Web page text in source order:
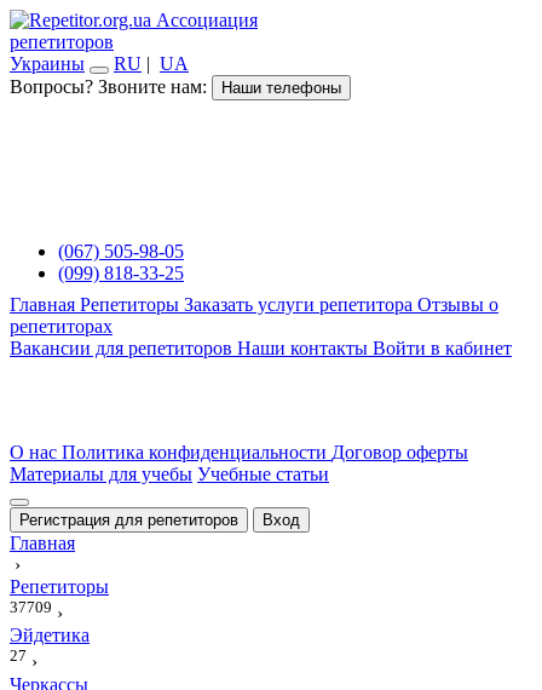
Ассоциация
репетиторов
Украины
RU | UA
Вопросы? Звоните нам:
Наши телефоны
(067) 505-98-05
(099) 818-33-25
Главная Репетиторы Заказать услуги репетитора Отзывы о
репетиторах
Вакансии для репетиторов Наши контакты Войти в кабинет
О нас Политика конфиденциальности Договор оферты
Материалы для учебы Учебные статьи
Регистрация для репетиторов Вход
Главная
›
Репетиторы
37709 ›
Эйдетика
27 ›
Черкассы